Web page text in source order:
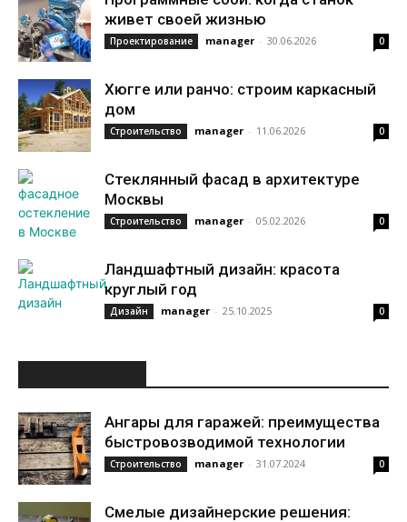
живет своей жизнью
Проектирование manager - 30.06.2026 0
Хюгге или ранчо: строим каркасный
дом
Строительство manager - 11.06.2026 0
Стеклянный фасад в архитектуре
Москвы
Строительство manager - 05.02.2026 0
Ландшафтный дизайн: красота
круглый год
Дизайн manager - 25.10.2025 0
Ангары для гаражей: преимущества
быстровозводимой технологии
Строительство manager - 31.07.2024 0
Смелые дизайнерские решения: